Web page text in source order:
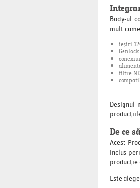
Body-ul
ieșiri
filtre
Designul
De ce
Acest
inclus
Este